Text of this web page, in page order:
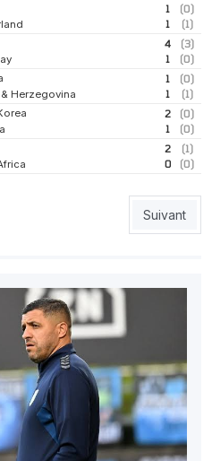
1
(0)
1
(1)
4
(3)
1
(0)
Herzegovina
1
(0)
1
(1)
2
(0)
1
(0)
2
(1)
0
(0)
attendu aujourd'hui ou
Article
Suivant